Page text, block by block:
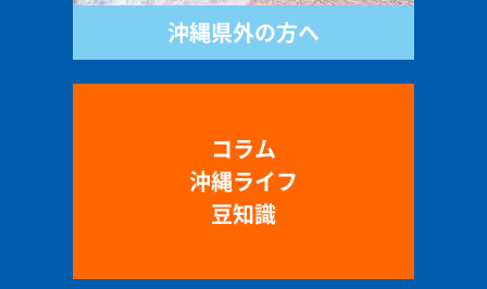
沖縄県外の方へ
コラム
沖縄ライフ
豆知識